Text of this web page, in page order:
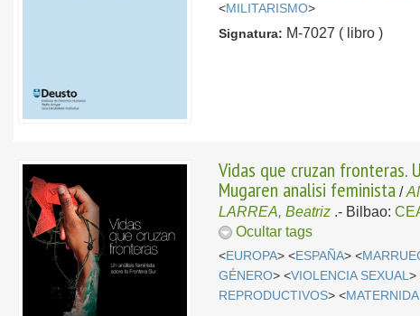
<MILITARISMO>
Signatura: M-7027 ( libro )
Vidas que cruzan fronteras.
Mugaren analisi feminista /
LARREA, Beatriz .- Bilbao:
Ocultar tags
<EUROPA> <ESPAÑA> <
GÉNERO> <VIOLENCIA SEXUAL>
REPRODUCTIVOS> <